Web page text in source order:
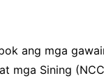
ang mga
mga Sining